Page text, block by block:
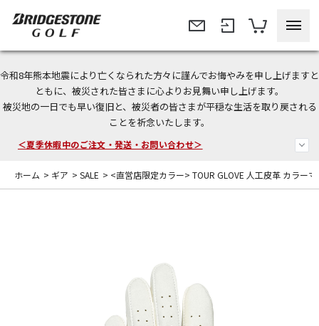
令和8年熊本地震により亡くなられた方々に謹んでお悔やみを申し上げますと
ともに、被災された皆さまに心よりお見舞い申し上げます。
被災地の一日でも早い復旧と、被災者の皆さまが平穏な生活を取り戻される
ことを祈念いたします。
今なら新規会員登録で1,000円OFFクーポンプレゼント！
＜商品配送に関するお知らせ＞
＜夏季休暇中のご注文・発送・お問い合わせ＞
ホーム > ギア > SALE > <直営店限定カラー> TOUR GLOVE 人工皮革 カラー